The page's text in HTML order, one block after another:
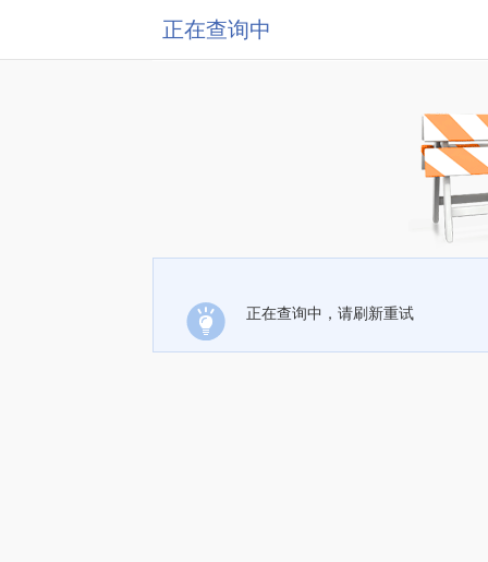
正在查询中
正在查询中，请刷新重试